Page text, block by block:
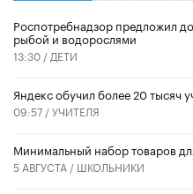
Роспотребнадзор предложил
рыбой и водорослями
13:30 / ДЕТИ
​Яндекс обучил более 20 тысяч
09:57 /УЧИТЕЛЯ
Минимальный набор товаров
5 АВГУСТА / ШКОЛЬНИКИ